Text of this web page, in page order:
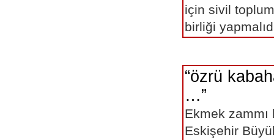
için sivil
birliği
“özrü
…”
Ekmek
Eskişehir